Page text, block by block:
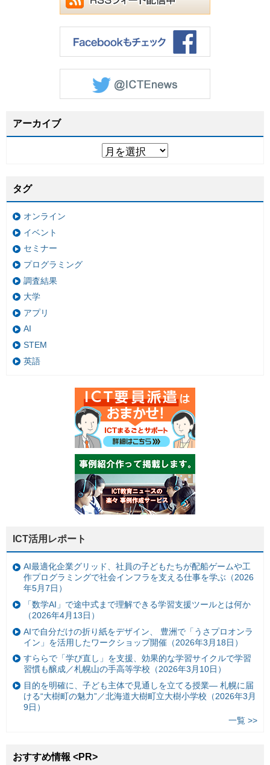
アーカイブ
タグ
オンライン
イベント
セミナー
プログラミング
調査結果
大学
アプリ
AI
STEM
英語
ICT活用レポート
AI最適化企業グリッド、社員の子どもたちが配船ゲームや工
作プログラミングで社会インフラを支える仕事を学ぶ（2026
年5月7日）
「数学AI」で途中式まで理解できる学習支援ツールとは何か
（2026年4月13日）
AIで自分だけの折り紙をデザイン、 豊洲で「うさプロオンラ
イン」を活用したワークショップ開催（2026年3月18日）
すららで「学び直し」を支援、効果的な学習サイクルで学習
習慣も醸成／札幌山の手高等学校（2026年3月10日）
目的を明確に、子ども主体で見通しを立てる授業— 札幌に届
ける“大樹町の魅力”／北海道大樹町立大樹小学校（2026年3月
9日）
一覧 >>
おすすめ情報 <PR>